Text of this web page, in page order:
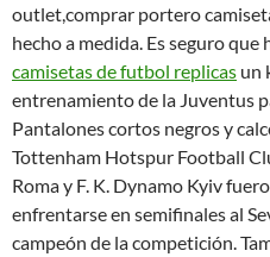
outlet,comprar portero
hecho a medida. Es seguro que
camisetas de futbol replicas un
entrenamiento de la Juventus
Pantalones cortos negros y
Tottenham Hotspur Football
Roma y F. K. Dynamo Kyiv
enfrentarse en semifinales al
campeón de la competición.